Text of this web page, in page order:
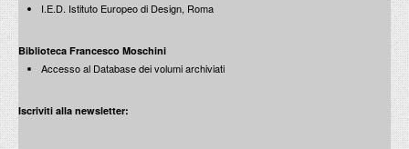
In direzione ostinata e contraria, scritti sull’arte contemporanea
I.E.D. Istituto Europeo di Design, Roma
Biblioteca Francesco Moschini
Accesso al Database dei volumi archiviati
Iscriviti alla newsletter: